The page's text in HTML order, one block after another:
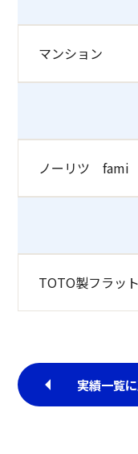
マンション
ノーリツ fami
TOTO製フラッ
実績一覧